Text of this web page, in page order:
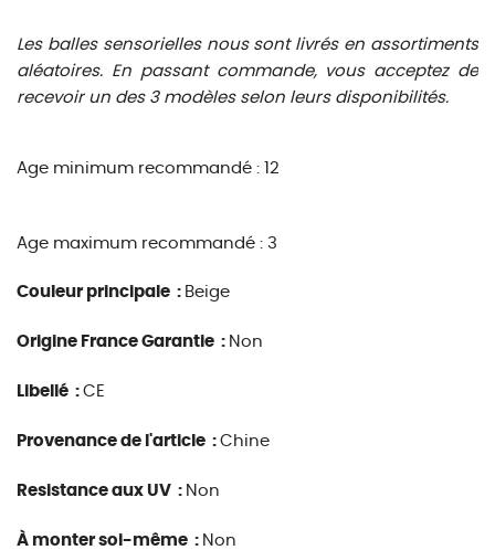
Les balles sensorielles nous sont livrés en assortiments
aléatoires. En passant commande, vous acceptez de
recevoir un des 3 modèles selon leurs disponibilités.
Age minimum recommandé : 12
Age maximum recommandé : 3
Couleur principale : Beige
Origine France Garantie : Non
Libellé : CE
Provenance de l'article : Chine
Resistance aux UV : Non
À monter soi-même : Non